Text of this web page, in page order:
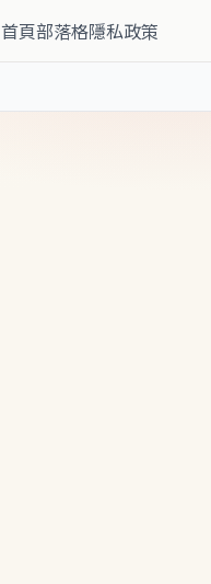
首頁部落格隱私政策